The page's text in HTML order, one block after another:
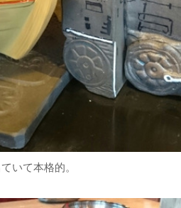
いて本格的。